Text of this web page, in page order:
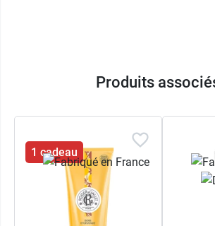
Produits
1 cadeau